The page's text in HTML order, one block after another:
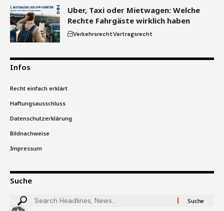
Uber, Taxi oder Mietwagen: Welche
Rechte Fahrgäste wirklich haben
VerkehrsrechtVertragsrecht
Infos
Recht einfach erklärt
Haftungsausschluss
Datenschutzerklärung
Bildnachweise
Impressum
Suche